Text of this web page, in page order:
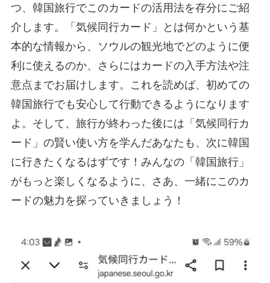
つ、韓国旅行でこのカードの活用法を存分にご紹
介します。「気候同行カード」とは何かという基
本的な情報から、ソウルの観光地でどのように便
利に使えるのか、さらにはカードの入手方法や注
意点までお届けします。これを読めば、初めての
韓国旅行でも安心して行動できるようになります
よ。そして、旅行が終わった後には「気候同行カ
ード」の賢い使い方を学んだあなたも、次に韓国
に行きたくなるはずです！みんなの「韓国旅行」
がもっと楽しくなるように、さあ、一緒にこのカ
ードの魅力を探っていきましょう！